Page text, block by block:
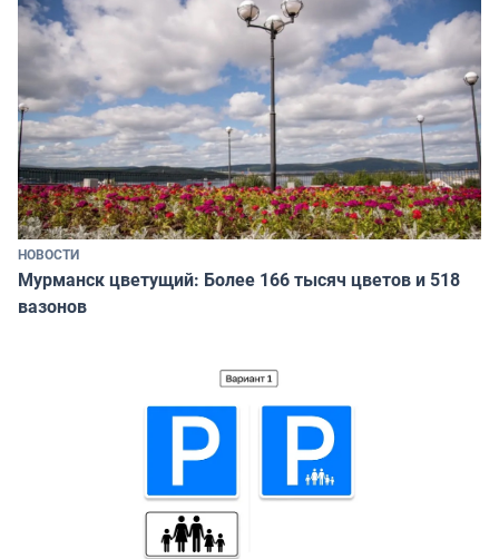
НОВОСТИ
Мурманск цветущий: Более 166 тысяч цветов и 518
вазонов